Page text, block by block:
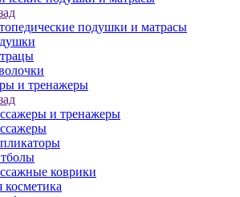
подушки и матрасы
и тренажеры
и тренажеры
коврики
косметика